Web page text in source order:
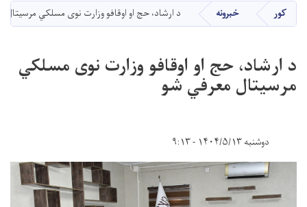
دانګل
کور خبرونه د ارشاد، حج او اوقافو وزارت نوی مسلکي
د ارشاد، حج او اوقافو وزارت نوی مسلکي
مرسیتال معرفي شو
دوشنبه ۱۴۰۴/۵/۱۳ - ۹:۱۳